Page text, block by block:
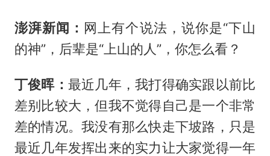
澎湃新闻： 网上有个说法，说你是“下山
的神”，后辈是“上山的人”，你怎么看？
丁俊晖： 最近几年，我打得确实跟以前比
差别比较大，但我不觉得自己是一个非常
差的情况。我没有那么快走下坡路，只是
最近几年发挥出来的实力让大家觉得一年